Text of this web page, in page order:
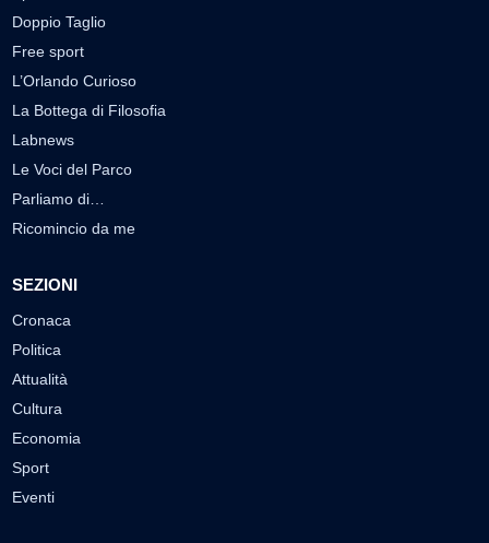
Doppio Taglio
Free sport
L’Orlando Curioso
La Bottega di Filosofia
Labnews
Le Voci del Parco
Parliamo di…
Ricomincio da me
SEZIONI
Cronaca
Politica
Attualità
Cultura
Economia
Sport
Eventi